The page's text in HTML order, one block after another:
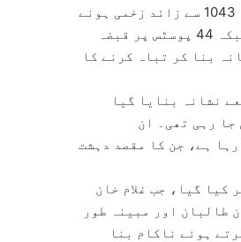
اعداد و شمار کے مطابق کارروائیوں کے دوران مجموعی طور پر 796 افراد ہلاک جبکہ 1043 سے زائد زخمی ہونے
کا دعویٰ کیا گیا ہے۔ مزید بتایا گیا کہ 286 سے زائد پوسٹس کو تباہ کر دیا گیا جبکہ 44 پوسٹس پر قبضہ
کو نشانہ بنا کر تباہ کرنے کا
کے ذریعے نشانہ بنایا گیا
جا رہی تھی۔ ان
ہے، جن کا مقصد دہشت
کا ذکر کیا گیا، جب غلام خان
طالبان اور مبینہ طور
ہوئے ناکام بنا